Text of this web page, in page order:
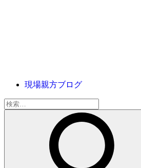
現場親方ブログ
検
索: